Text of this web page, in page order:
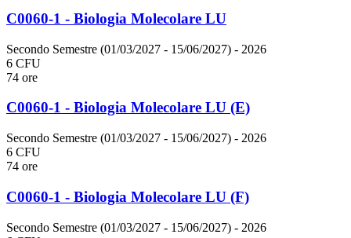
C0060-1 - Biologia Molecolare LU
Secondo Semestre (01/03/2027 - 15/06/2027) - 2026
6 CFU
74 ore
C0060-1 - Biologia Molecolare LU (E)
Secondo Semestre (01/03/2027 - 15/06/2027) - 2026
6 CFU
74 ore
C0060-1 - Biologia Molecolare LU (F)
Secondo Semestre (01/03/2027 - 15/06/2027) - 2026